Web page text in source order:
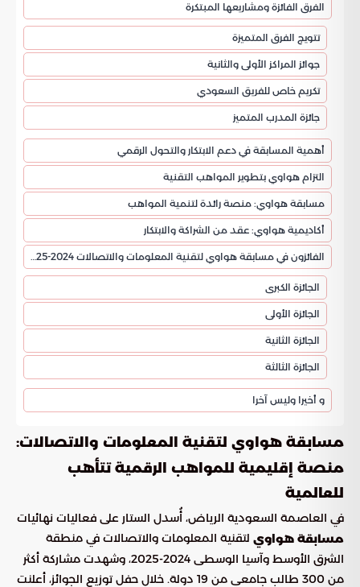
الفرق الفائزة ومشاريعها المبتكرة
تتويج الفرق المتميزة
جوائز المراكز الأولى والثانية
تكريم خاص للفريق السعودي
جائزة المدرب المتميز
أهمية المسابقة في دعم الابتكار والتحول الرقمي
التزام هواوي بتطوير المواهب التقنية
مسابقة هواوي: منصة رائدة لتنمية المواهب
أكاديمية هواوي: عقد من الشراكة والابتكار
الفائزون في مسابقة هواوي لتقنية المعلومات والاتصالات 2024-2025
الجائزة الكبرى
الجائزة الأولى
الجائزة الثانية
الجائزة الثالثة
و أخيرا وليس آخرا
مسابقة هواوي لتقنية المعلومات والاتصالات:
منصة إقليمية للمواهب الرقمية تتأهب
للعالمية
في العاصمة السعودية الرياض، أُسدل الستار على فعاليات نهائيات
مسابقة هواوي لتقنية المعلومات والاتصالات في منطقة
الشرق الأوسط وآسيا الوسطى 2024-2025، وشهدت مشاركة أكثر
من 300 طالب جامعي من 19 دولة. خلال حفل توزيع الجوائز، أعلنت